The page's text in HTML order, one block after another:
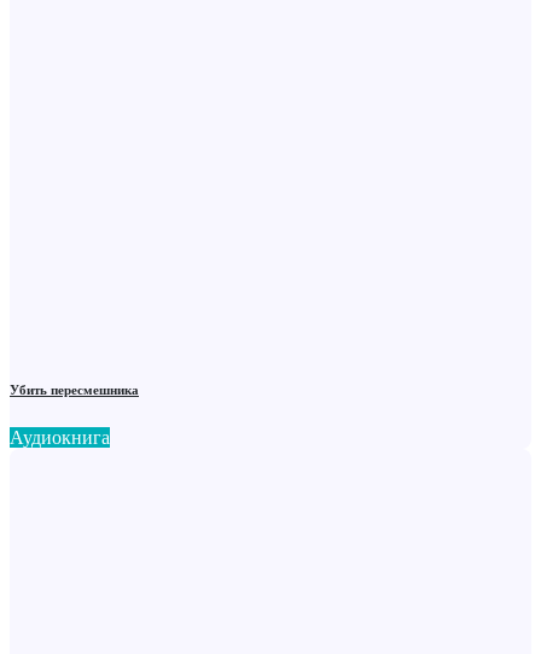
Убить пересмешника
Аудиокнига